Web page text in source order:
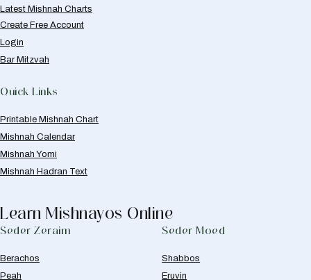
Latest Mishnah Charts
Create Free Account
Login
Bar Mitzvah
Quick Links
Printable Mishnah Chart
Mishnah Calendar
Mishnah Yomi
Mishnah Hadran Text
Learn Mishnayos Online
Seder Zeraim
Berachos
Peah
Seder Moed
Shabbos
Eruvin